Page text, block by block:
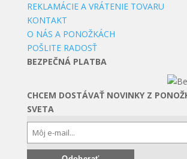
REKLAMÁCIE A VRÁTENIE TOVARU
KONTAKT
O NÁS A PONOŽKÁCH
POŠLITE RADOSŤ
BEZPEČNÁ PLATBA
CHCEM DOSTÁVAŤ NOVINKY Z
SVETA